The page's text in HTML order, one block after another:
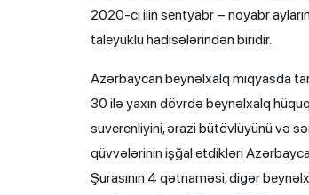
2020-ci ilin sentyabr – noyabr
taleyüklü hadisələrindən biridir.
Azərbaycan beynəlxalq miqyasda
30 ilə yaxın dövrdə beynəlxalq
suverenliyini, ərazi bütövlüyünü və
qüvvələrinin işğal etdikləri
Şurasının 4 qətnaməsi, digər